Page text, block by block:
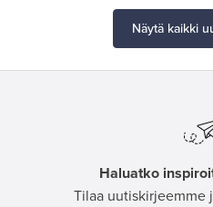
Näytä kaikki
Haluatko
Tilaa uutiskirjeemme